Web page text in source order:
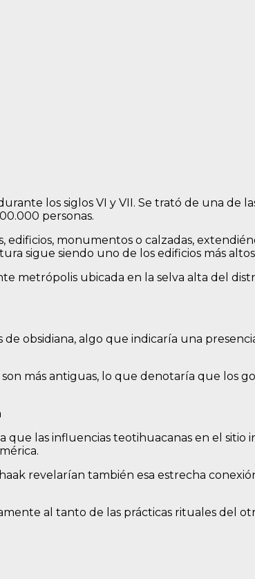
los siglos VI y VII. Se trató de una de
personas.
monumentos o calzadas,
sigue siendo uno de los edificios más
metrópolis ubicada en la selva alta del
obsidiana, algo que indicaría una
más antiguas, lo que denotaría que los
las influencias teotihuacanas en el
revelarían también esa estrecha
al tanto de las prácticas rituales del